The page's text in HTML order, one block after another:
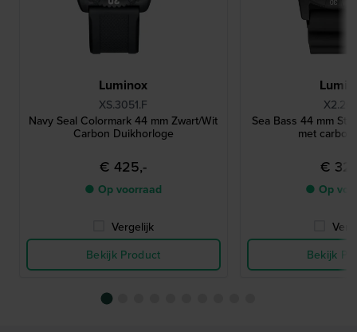
Luminox
XS.3051.F
Navy Seal Colormark 44 mm Zwart/Wit
Carbon Duikhorloge
€ 425,-
● Op voorraad
Vergelijk
Bekijk Product
Sea Bass 44 mm
met
€
● Op
Bekijk